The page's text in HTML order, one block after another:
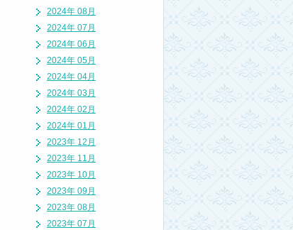
2024年 08月
2024年 07月
2024年 06月
2024年 05月
2024年 04月
2024年 03月
2024年 02月
2024年 01月
2023年 12月
2023年 11月
2023年 10月
2023年 09月
2023年 08月
2023年 07月